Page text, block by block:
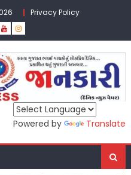
Privacy Policy
Powered by Translate